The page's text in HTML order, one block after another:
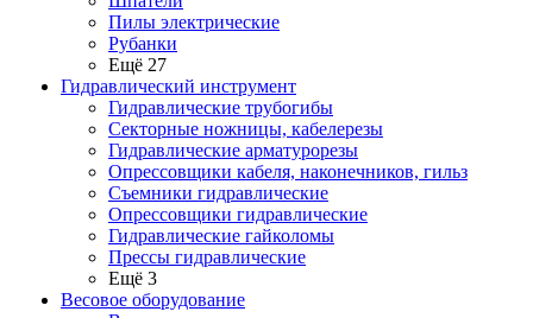
Пилы электрические
Рубанки
Ещё 27
Гидравлический инструмент
Гидравлические трубогибы
Секторные ножницы, кабелерезы
Гидравлические арматурорезы
Опрессовщики кабеля, наконечников, гильз
Съемники гидравлические
Опрессовщики гидравлические
Гидравлические гайколомы
Прессы гидравлические
Ещё 3
Весовое оборудование